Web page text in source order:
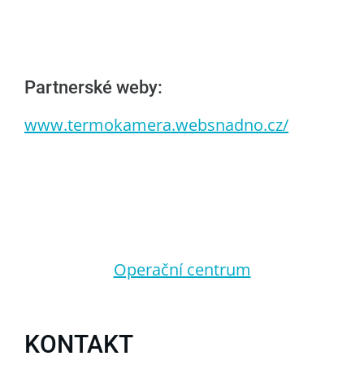
Partnerské weby:
www.termokamera.websnadno.cz/
Operační centrum
KONTAKT